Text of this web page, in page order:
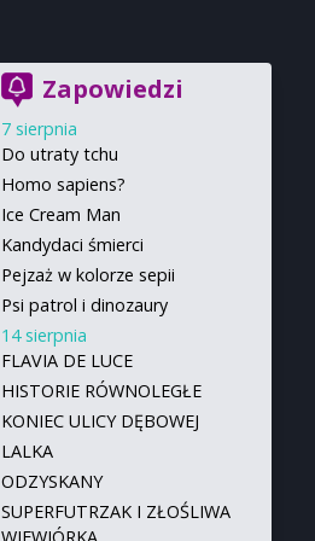
Zapowiedzi
7 sierpnia
Do utraty tchu
Homo sapiens?
Ice Cream Man
Kandydaci śmierci
Pejzaż w kolorze sepii
Psi patrol i dinozaury
14 sierpnia
FLAVIA DE LUCE
HISTORIE RÓWNOLEGŁE
KONIEC ULICY DĘBOWEJ
LALKA
ODZYSKANY
SUPERFUTRZAK I ZŁOŚLIWA